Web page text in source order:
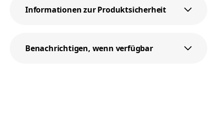
Informationen zur Produktsicherheit
Benachrichtigen, wenn verfügbar